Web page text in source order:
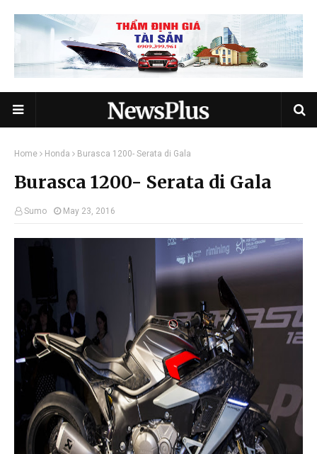
Home Honda Burasca 1200- Serata di Gala
Burasca 1200- Serata di Gala
Sumo May 23, 2016